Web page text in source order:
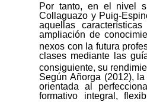
Por tanto, en el nivel
Collaguazo y Puig-
aquellas
ampliación de
nexos con la futura
clases mediante las
consiguiente, su
Según Añorga (2012),
orientada al
formativo integral,